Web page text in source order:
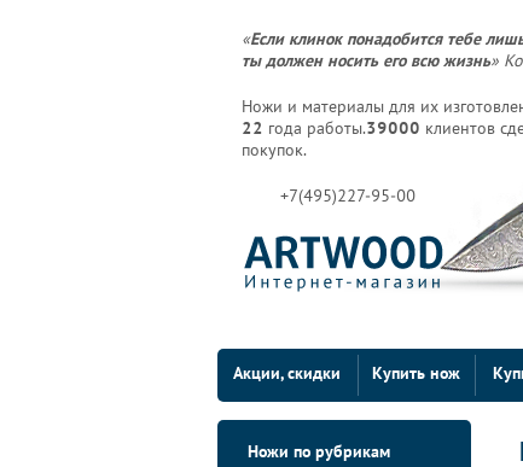
«Если клинок понадобится тебе
ты должен носить его всю жизнь»
Ножи и материалы для их
22 года работы.39000 клиентов
покупок.
+7(495)227-95-00
Акции, скидки Купить нож
Ножи по рубрикам